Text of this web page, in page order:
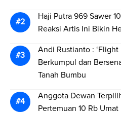
Haji Putra 969 Sawer
Reaksi Artis Ini Bikin
Andi Rustianto : ‘Flight
Berkumpul dan
Tanah Bumbu
Anggota Dewan
Pertemuan 10 Rb